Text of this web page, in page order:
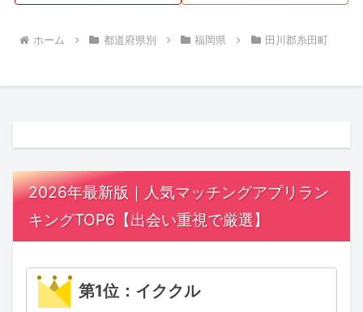
ホーム 都道府県別 福岡県 田川郡糸田町
2026年最新版｜人気マッチングアプリラン
キングTOP6【出会い重視で厳選】
第1位：イククル